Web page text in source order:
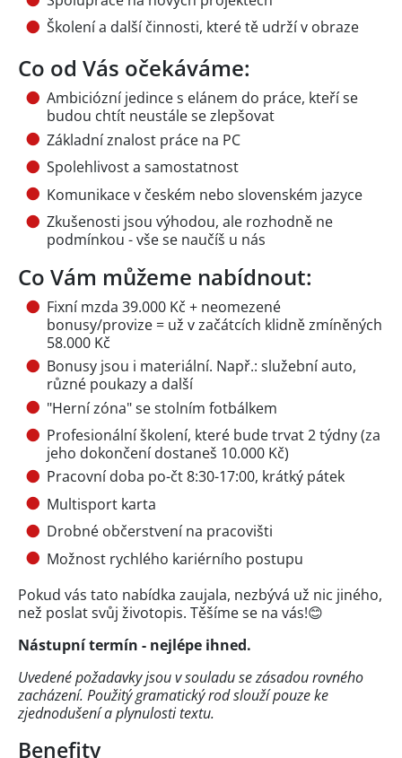
Školení a další činnosti, které tě udrží v obraze
Co od Vás očekáváme:
Ambiciózní jedince s elánem do práce, kteří se
budou chtít neustále se zlepšovat
Základní znalost práce na PC
Spolehlivost a samostatnost
Komunikace v českém nebo slovenském jazyce
Zkušenosti jsou výhodou, ale rozhodně ne
podmínkou - vše se naučíš u nás
Co Vám můžeme nabídnout:
Fixní mzda 39.000 Kč + neomezené
bonusy/provize = už v začátcích klidně zmíněných
58.000 Kč
Bonusy jsou i materiální. Např.: služební auto,
různé poukazy a další
"Herní zóna" se stolním fotbálkem
Profesionální školení, které bude trvat 2 týdny (za
jeho dokončení dostaneš 10.000 Kč)
Pracovní doba po-čt 8:30-17:00, krátký pátek
Multisport karta
Drobné občerstvení na pracovišti
Možnost rychlého kariérního postupu
Pokud vás tato nabídka zaujala, nezbývá už nic jiného,
než poslat svůj životopis. Těšíme se na vás!😊
Nástupní termín - nejlépe ihned.
Uvedené požadavky jsou v souladu se zásadou rovného
zacházení. Použitý gramatický rod slouží pouze ke
zjednodušení a plynulosti textu.
Benefity